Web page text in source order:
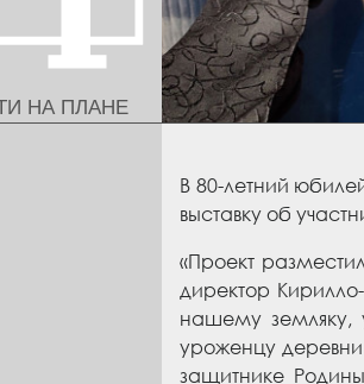
НА ПЛАНЕ
В 80-летний
выставку об
«Проект
директор
нашему земляку,
уроженцу
защитнике